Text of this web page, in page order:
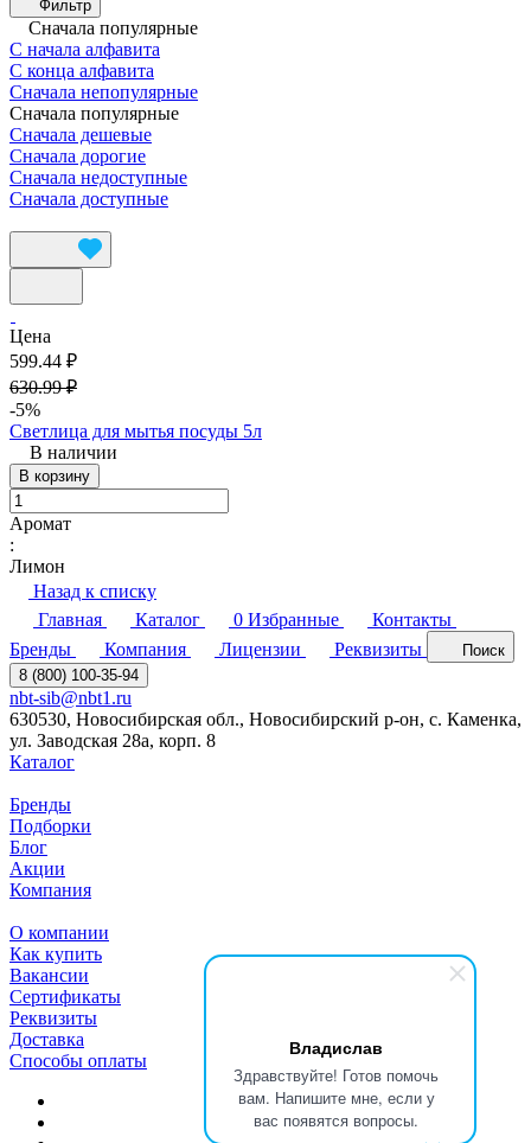
Владислав
Здравствуйте! Готов помочь
вам. Напишите мне, если у
вас появятся вопросы.
Фильтр
Сначала популярные
С начала алфавита
С конца алфавита
Сначала непопулярные
Сначала популярные
Сначала дешевые
Сначала дорогие
Сначала недоступные
Сначала доступные
Цена
599.44 ₽
630.99 ₽
-5%
Светлица для мытья посуды 5л
В наличии
В корзину
Аромат
:
Лимон
Назад к списку
Главная
Каталог 0 Избранные
Контакты
Бренды
Компания Лицензии Реквизиты
Поиск
8 (800) 100-35-94
nbt-sib@nbt1.ru
630530, Новосибирская обл., Новосибирский р-он, с. Каменка,
ул. Заводская 28а, корп. 8
Каталог
Бренды
Подборки
Блог
Акции
Компания
О компании
Как купить
Вакансии
Сертификаты
Реквизиты
Доставка
Способы оплаты